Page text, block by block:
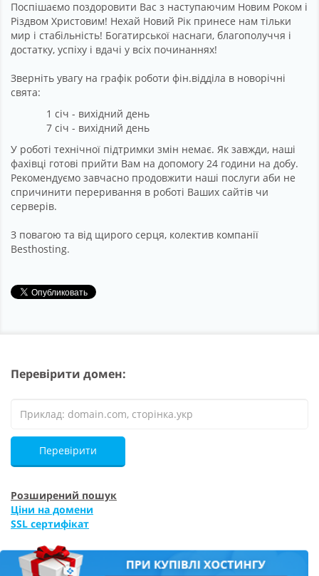
Поспішаємо поздоровити Вас з наступаючим Новим Роком і
Різдвом Христовим! Нехай Новий Рік принесе нам тільки
мир і стабільність! Богатирської наснаги, благополуччя і
достатку, успіху і вдачі у всіх починаннях!
Зверніть увагу на графік роботи фін.відділа в новорічні
свята:
1 січ - вихідний день
7 січ - вихідний день
У роботі технічної підтримки змін немає. Як завжди, наші
фахівці готові прийти Вам на допомогу 24 години на добу.
Рекомендуємо завчасно продовжити наші послуги аби не
спричинити переривання в роботі Ваших сайтів чи
серверів.
З повагою та від щирого серця, колектив компанії
Besthosting.
Перевірити домен:
Перевірити
Розширений пошук
Ціни на домени
SSL сертифікат